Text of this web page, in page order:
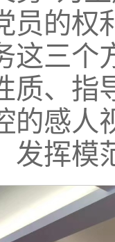
员的权
这三个
质、指
的感人
发挥模